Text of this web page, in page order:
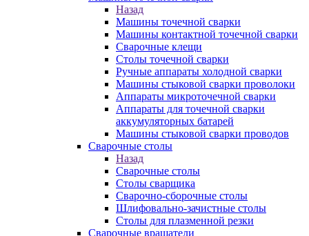
Назад
Машины точечной сварки
Машины контактной точечной сварки
Сварочные клещи
Столы точечной сварки
Ручные аппараты холодной сварки
Машины стыковой сварки проволоки
Аппараты микроточечной сварки
Аппараты для точечной сварки
аккумуляторных батарей
Машины стыковой сварки проводов
Сварочные столы
Назад
Сварочные столы
Столы сварщика
Сварочно-сборочные столы
Шлифовально-зачистные столы
Столы для плазменной резки
Сварочные вращатели